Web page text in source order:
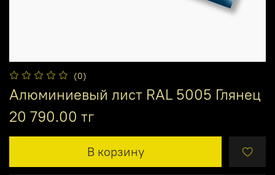
(0)
Алюминиевый лист RAL 5005 Глянец
20 790.00 тг
В корзину